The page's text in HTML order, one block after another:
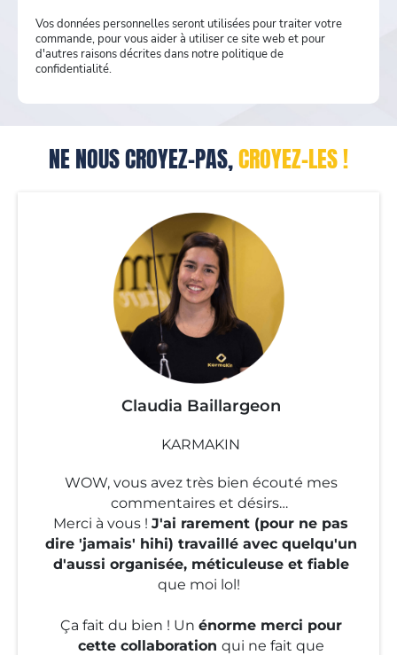
Vos données personnelles seront utilisées pour traiter votre
commande, pour vous aider à utiliser ce site web et pour
d'autres raisons décrites dans notre politique de
confidentialité.
NE NOUS CROYEZ-PAS,CROYEZ-LES !
Claudia Baillargeon
KARMAKIN
WOW, vous avez très bien écouté mes
commentaires et désirs…
Merci à vous ! J'ai rarement (pour ne pas
dire 'jamais' hihi) travaillé avec quelqu'un
d'aussi organisée, méticuleuse et fiable
que moi lol!
Ça fait du bien ! Un énorme merci pour
cette collaboration qui ne fait que